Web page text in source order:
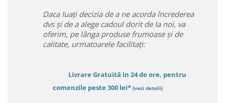
Daca luați decizia de a ne acorda încrederea
dvs și de a alege cadoul dorit de la noi, va
oferim, pe lânga produse frumoase și de
calitate, urmatoarele facilitați:
Livrare Gratuită in 24 de ore, pentru
comenzile peste 300 lei* (vezi detalii)